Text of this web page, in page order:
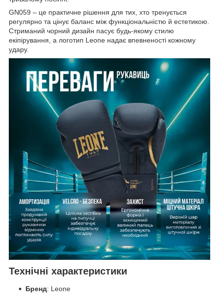
GN059 – це практичне рішення для тих, хто тренується
регулярно та цінує баланс між функціональністю й естетикою.
Стриманий чорний дизайн пасує будь-якому стилю
екіпірування, а логотип Leone надає впевненості кожному
удару.
Технічні характеристики
Бренд: Leone